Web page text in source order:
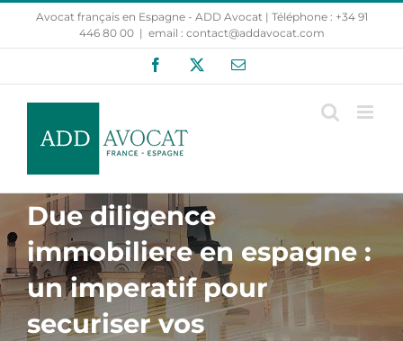
Passer
contenu
Avocat français en Espagne - ADD Avocat | Téléphone : +34 91
446 80 00 | email : contact@addavocat.com
Facebook Email
Due diligence
immobiliere en espagne :
un imperatif pour
securiser vos